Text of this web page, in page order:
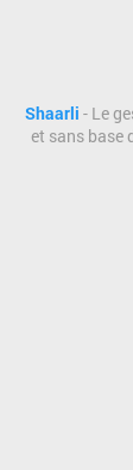
Shaarli - Le
et sans base